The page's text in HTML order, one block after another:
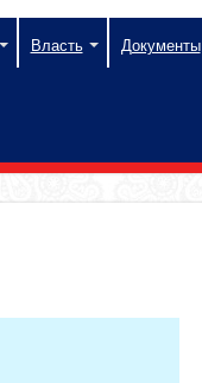
Власть Документы